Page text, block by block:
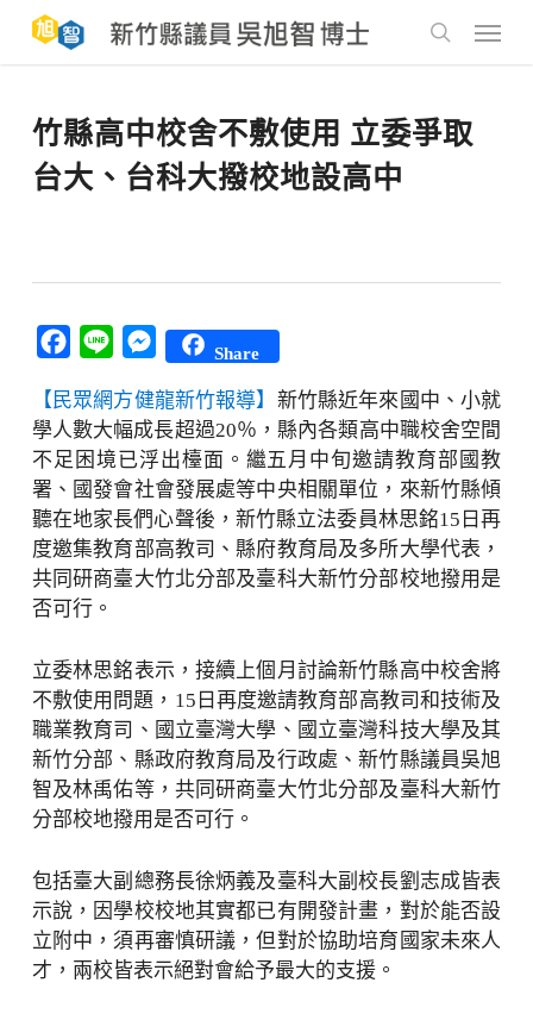
main
Menu
竹縣高中校舍不敷使用 立委爭取
台大、台科大撥校地設高中
Facebook
Line Messenger
Share
【民眾網方健龍新竹報導】 新竹縣近年來國中、小就
學人數大幅成長超過20％，縣內各類高中職校舍空間
不足困境已浮出檯面。繼五月中旬邀請教育部國教
署、國發會社會發展處等中央相關單位，來新竹縣傾
聽在地家長們心聲後，新竹縣立法委員林思銘15日再
度邀集教育部高教司、縣府教育局及多所大學代表，
共同研商臺大竹北分部及臺科大新竹分部校地撥用是
否可行。
立委林思銘表示，接續上個月討論新竹縣高中校舍將
不敷使用問題，15日再度邀請教育部高教司和技術及
職業教育司、國立臺灣大學、國立臺灣科技大學及其
新竹分部、縣政府教育局及行政處、新竹縣議員吳旭
智及林禹佑等，共同研商臺大竹北分部及臺科大新竹
分部校地撥用是否可行。
包括臺大副總務長徐炳義及臺科大副校長劉志成皆表
示說，因學校校地其實都已有開發計畫，對於能否設
立附中，須再審慎研議，但對於協助培育國家未來人
才，兩校皆表示絕對會給予最大的支援。